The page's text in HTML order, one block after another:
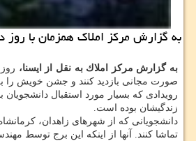
به گزارش مركز املاك همزمان با روز دانشجو، بیشتر از ۴۰۰۰ نفر از دانشجویان كشور از
به گزارش مركز املاك به نقل از ایسنا،
صورت مجانی بازدید كنند و جشن خویش را بر
رویدادی كه بسیار مورد استقبال
زندگیشان بوده است.
دانشجویانی كه از شهرهای زاهدان،
تماشا كنند. آنها از اینكه این برج توسط